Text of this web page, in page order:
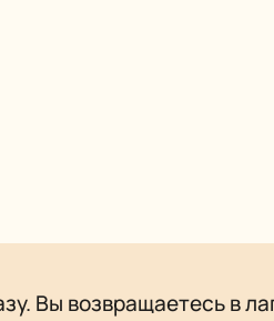
Вы возвращаетесь в